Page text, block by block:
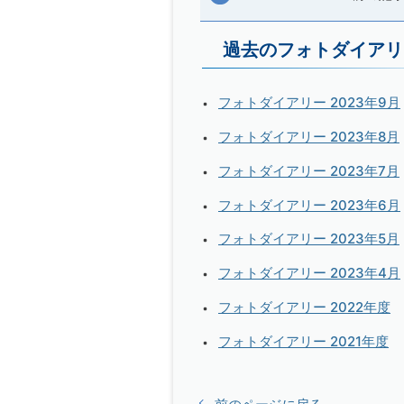
過去のフォトダイア
フォトダイアリー 2023年9月
フォトダイアリー 2023年8月
フォトダイアリー 2023年7月
フォトダイアリー 2023年6月
フォトダイアリー 2023年5月
フォトダイアリー 2023年4月
フォトダイアリー 2022年度
フォトダイアリー 2021年度